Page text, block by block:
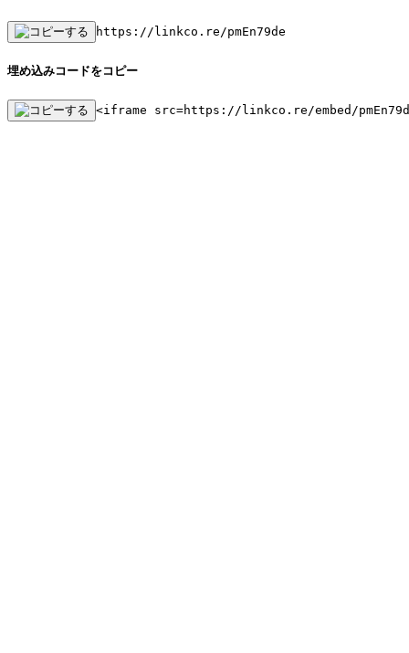
https://linkco.re/pmEn79de
埋め込みコードをコピー
<iframe src=https://linkco.re/embed/